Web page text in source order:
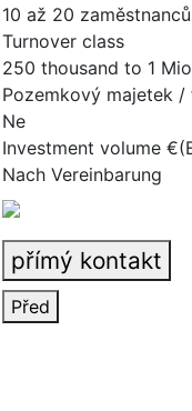
10 až 20 zaměstnanců
Turnover class
250 thousand to 1
Pozemkový majetek
Ne
Investment volume
Nach Vereinbarung
přímý kontakt
Před